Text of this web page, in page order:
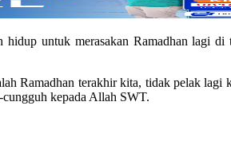
untuk merasakan Ramadhan lagi
Ramadhan terakhir kita, tidak pelak
cungguh kepada Allah SWT.